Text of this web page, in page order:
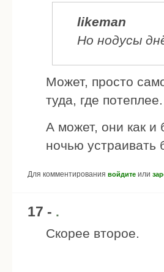
likeman
Но нодусы
Может, просто
туда, где потеплее.
А может, они как и
ночью устраивать
Для комментирования войдите или
17 - .
Скорее второе.